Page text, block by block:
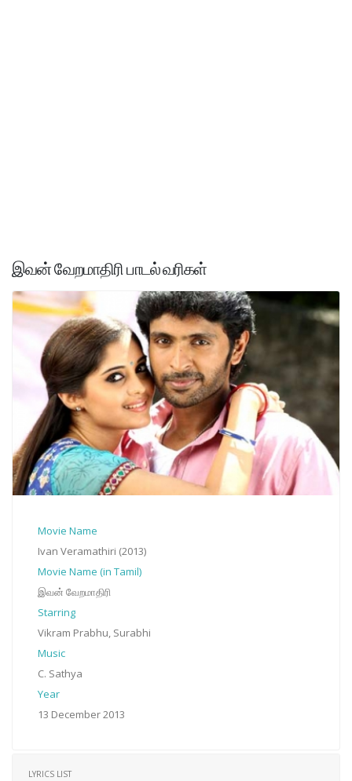
இவன் வேறமாதிரி பாடல் வரிகள்
Movie Name
Ivan Veramathiri (2013)
Movie Name (in Tamil)
இவன் வேறமாதிரி
Starring
Vikram Prabhu, Surabhi
Music
C. Sathya
Year
13 December 2013
LYRICS LIST